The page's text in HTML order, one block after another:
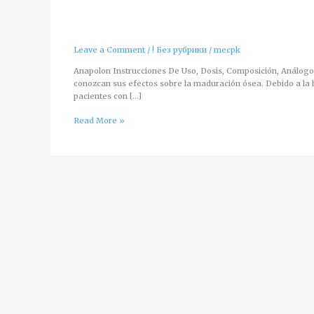
Leave a Comment / ! Без рубрики / mecpk
Anapolon Instrucciones De Uso, Dosis, Composición,
conozcan sus efectos sobre la maduración ósea. Debido a
pacientes con […]
Read More »